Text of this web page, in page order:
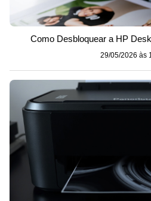
Como Desbloquear a HP
29/05/2026 às